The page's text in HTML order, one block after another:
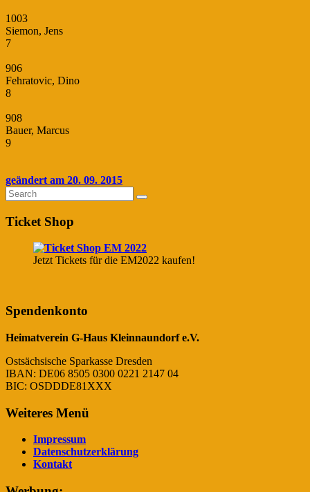
1003
Siemon, Jens
7
906
Fehratovic, Dino
8
908
Bauer, Marcus
9
geändert am 20. 09. 2015
Ticket Shop
Jetzt Tickets für die EM2022 kaufen!
Spendenkonto
Heimatverein G-Haus Kleinnaundorf e.V.
Ostsächsische Sparkasse Dresden
IBAN: DE06 8505 0300 0221 2147 04
BIC: OSDDDE81XXX
Weiteres Menü
Impressum
Datenschutzerklärung
Kontakt